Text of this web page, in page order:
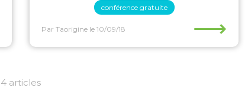
conférence gratuite
Par Taorigine le 10/09/18 ⟶
4 articles